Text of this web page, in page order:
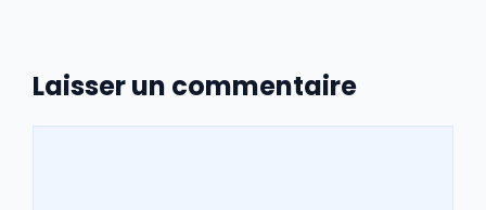
Laisser un commentaire